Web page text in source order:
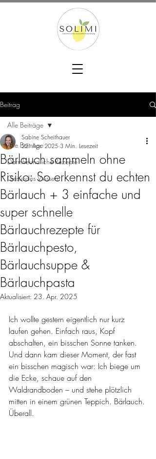
Beitrag
Alle Beiträge
Darmfreundliche Rezepte
Gesundes Wissen
Alle Beiträge
Bärlauch sammeln ohne
Risiko: So erkennst du echten
Bärlauch + 3 einfache und
super schnelle
Bärlauchrezepte für
Bärlauchpesto,
Bärlauchsuppe &
Bärlauchpasta
Sabine Scheithauer
22. Apr. 2025 3 Min. Lesezeit
Aktualisiert: 23. Apr. 2025
Ich wollte gestern eigentlich nur kurz
laufen gehen. Einfach raus, Kopf
abschalten, ein bisschen Sonne tanken.
Und dann kam dieser Moment, der fast
ein bisschen magisch war: Ich biege um
die Ecke, schaue auf den
Waldrandboden – und stehe plötzlich
mitten in einem grünen Teppich. Bärlauch.
Überall.